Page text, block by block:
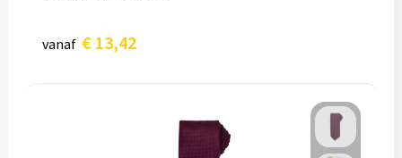
vanaf € 13,42